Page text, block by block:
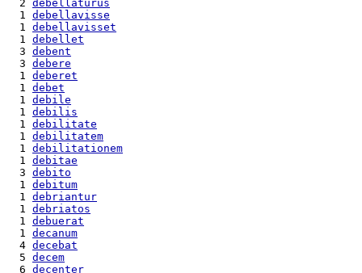
  2
debellaturus
  1
debellavisse
  1
debellavisset
  1
debellet
  3
debent
  3
debere
  1
deberet
  1
debet
  1
debile
  1
debilis
  1
debilitate
  1
debilitatem
  1
debilitationem
  1
debitae
  3
debito
  1
debitum
  1
debriantur
  1
debriatos
  1
debuerat
  1
decanum
  4
decebat
  5
decem
  6
decenter